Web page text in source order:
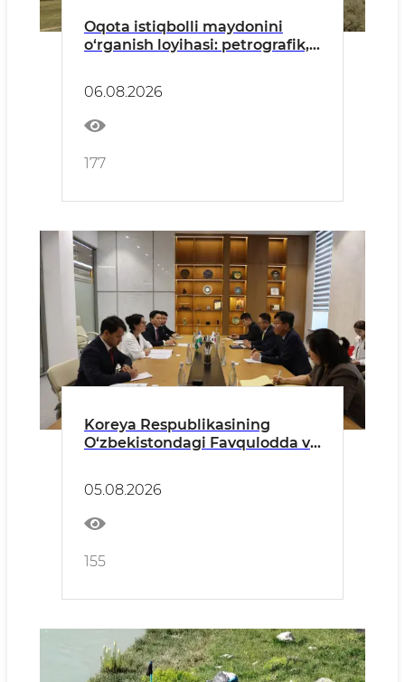
Oqota istiqbolli maydonini
o‘rganish loyihasi: petrografik,
ishlari olib borildi
06.08.2026
177
Koreya Respublikasining
O‘zbekistondagi Favqulodda va
05.08.2026
155